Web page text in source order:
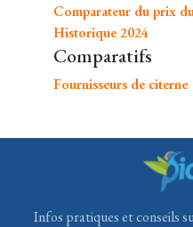
Comparateur du prix
Historique 2024
Comparatifs
Fournisseurs de citerne
Infos pratiques et conseils